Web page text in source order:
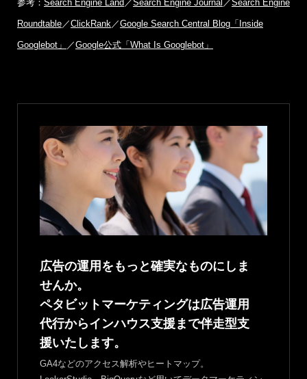
参考： Search Engine Land ／Search Engine Journal ／Search Engine
Roundtable／ClickRank／Google Search Central Blog「Inside
Googlebot」 ／Google公式「What Is Googlebot」
広告の運用をもっと確実なものにしま
せんか。
ペタビットマーケティングは広告運用
代行からインハウス支援まで伴走型支
援いたします。
GA4などのアクセス解析やヒートマップ。